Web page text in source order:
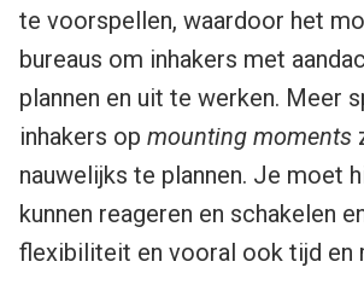
te voorspellen, waardoor het
bureaus om inhakers met
plannen en uit te werken. Meer
inhakers op mounting moments
nauwelijks te plannen. Je moet
kunnen reageren en schakelen
flexibiliteit en vooral ook tijd en